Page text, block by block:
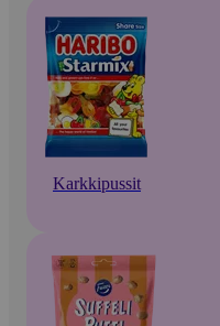
Karkkipussit